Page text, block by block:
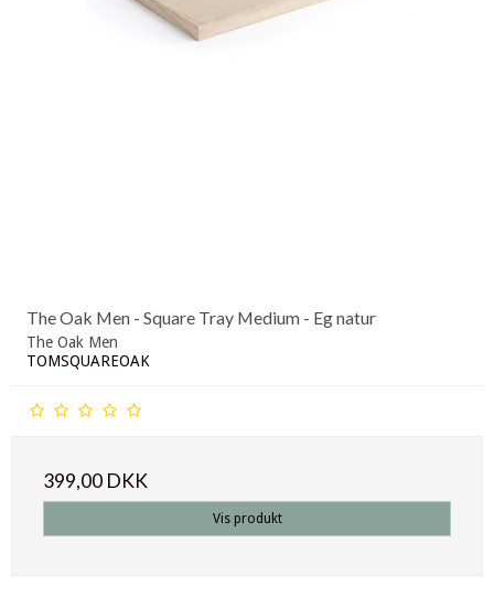
The Oak Men - Square Tray Medium - Eg natur
The Oak Men
TOMSQUAREOAK
399,00 DKK
Vis produkt